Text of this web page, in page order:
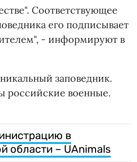
Соответствующее
его подписывает
- информируют в
заповедник.
российские военные.
в
области – UAnimals